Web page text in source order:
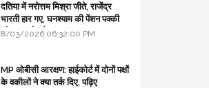
दतिया में नरोत्तम मिश्रा जीते, राजेंद्र
भारती हार गए, घनश्याम की पेंशन पक्की
और आशुतोष बैक टू...
8/03/2026 06:32:00 PM
MP ओबीसी आरक्षण: हाईकोर्ट में दोनों पक्षों
के वकीलों ने क्या तर्क दिए, पढ़िए